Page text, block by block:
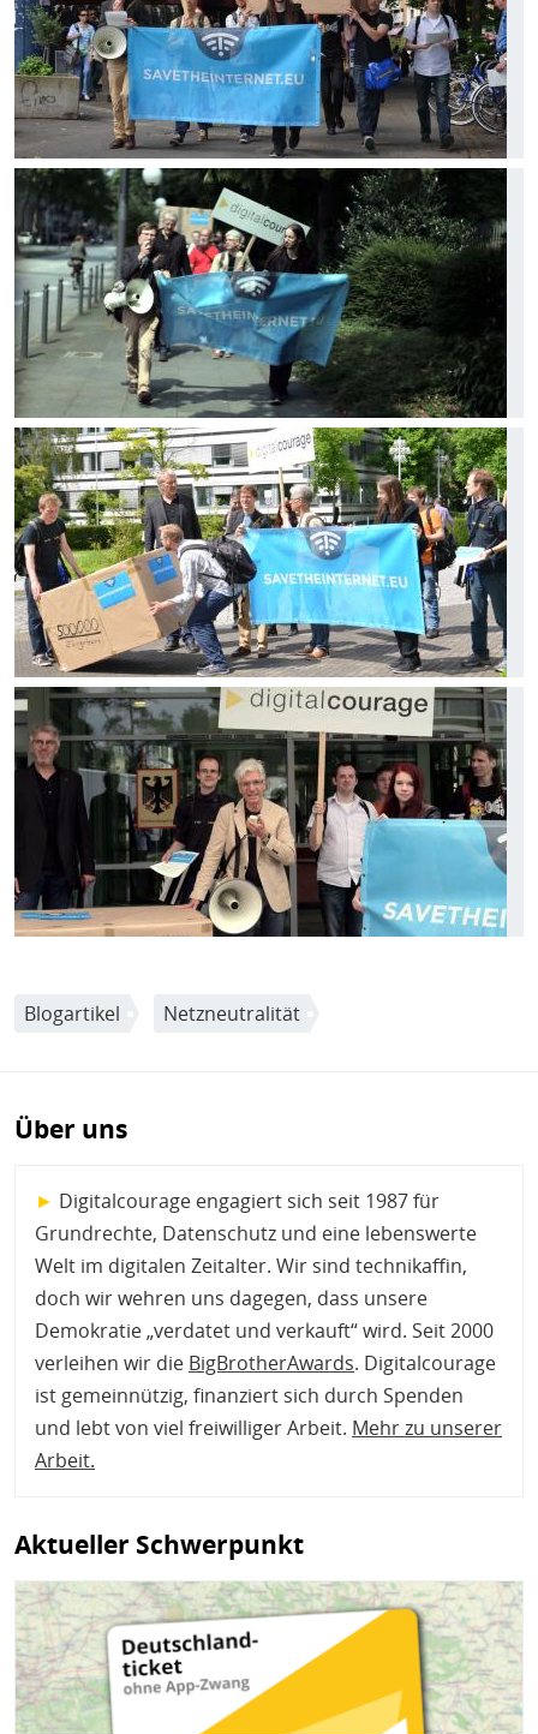
Bild
Bild
Bild
Blogartikel Netzneutralität
Über uns
► Digitalcourage engagiert sich seit 1987 für
Grundrechte, Datenschutz und eine lebenswerte
Welt im digitalen Zeitalter. Wir sind technikaffin,
doch wir wehren uns dagegen, dass unsere
Demokratie „verdatet und verkauft“ wird. Seit 2000
verleihen wir die BigBrotherAwards. Digitalcourage
ist gemeinnützig, finanziert sich durch Spenden
und lebt von viel freiwilliger Arbeit. Mehr zu unserer
Arbeit.
Aktueller Schwerpunkt
Bild